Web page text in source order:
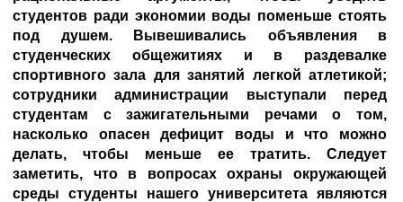
студентов ради экономии воды поменьше стоять
под душем. Вывешивались объявления в
студенческих общежитиях и в раздевалке
спортивного зала для занятий легкой атлетикой;
сотрудники администрации выступали перед
студентам с зажигательными речами о том,
насколько опасен дефицит воды и что можно
делать, чтобы меньше ее тратить. Следует
заметить, что в вопросах охраны окружающей
среды студенты нашего университета являются